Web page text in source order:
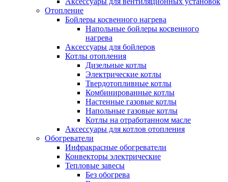
Отопление
Бойлеры косвенного нагрева
Напольные бойлеры косвенного
нагрева
Аксессуары для бойлеров
Котлы отопления
Дизельные котлы
Электрические котлы
Твердотопливные котлы
Комбинированные котлы
Настенные газовые котлы
Напольные газовые котлы
Котлы на отработанном масле
Аксессуары для котлов отопления
Обогреватели
Инфракрасные обогреватели
Конвекторы электрические
Тепловые завесы
Без обогрева